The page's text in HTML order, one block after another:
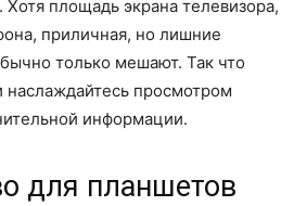
площадь экрана телевизора,
приличная, но лишние
только мешают. Так что
наслаждайтесь просмотром
информации.
для планшетов